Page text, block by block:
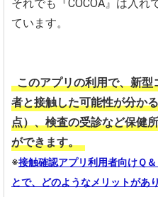
それでも『COCOA』は入れ
ています。
このアプリの利用で、新
者と接触した可能性が分か
点）、検査の受診など保健
ができます。
※接触確認アプリ利用者向けＱ
とで、どのようなメリットがあ